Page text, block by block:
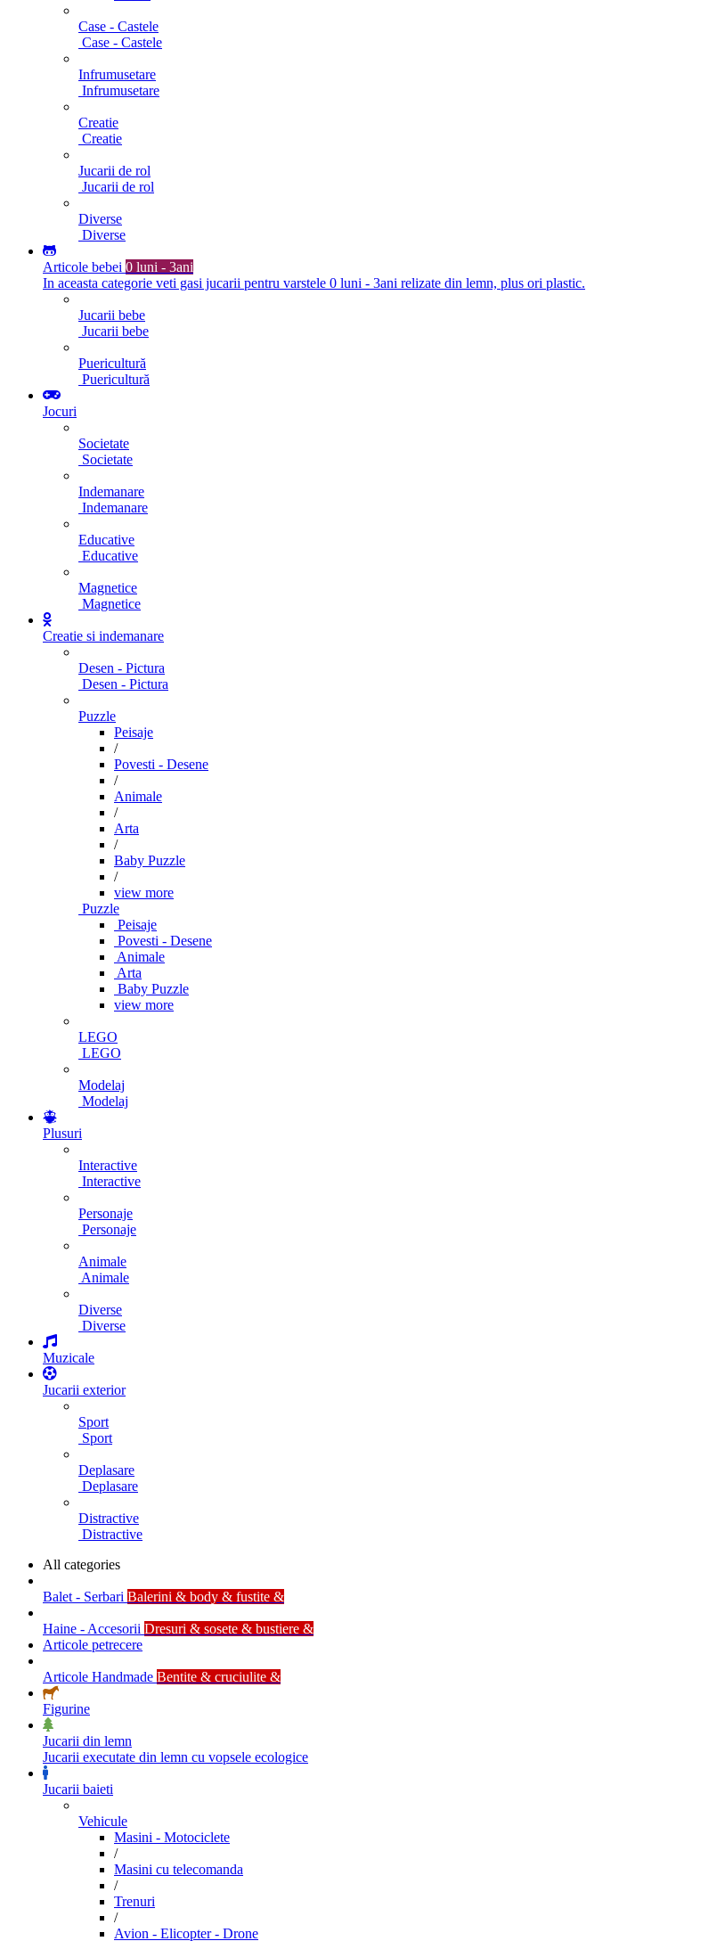
Case - Castele
Case - Castele
Infrumusetare
Infrumusetare
Creatie
Creatie
Jucarii de rol
Jucarii de rol
Diverse
Diverse
Articole bebei 0 luni - 3ani
In aceasta categorie veti gasi jucarii pentru varstele 0 luni - 3ani relizate din lemn, plus ori plastic.
Jucarii bebe
Jucarii bebe
Puericultură
Puericultură
Jocuri
Societate
Societate
Indemanare
Indemanare
Educative
Educative
Magnetice
Magnetice
Creatie si indemanare
Desen - Pictura
Desen - Pictura
Puzzle
Peisaje
/
Povesti - Desene
/
Animale
/
Arta
/
Baby Puzzle
/
view more
Puzzle
Peisaje
Povesti - Desene
Animale
Arta
Baby Puzzle
view more
LEGO
LEGO
Modelaj
Modelaj
Plusuri
Interactive
Interactive
Personaje
Personaje
Animale
Animale
Diverse
Diverse
Muzicale
Jucarii exterior
Sport
Sport
Deplasare
Deplasare
Distractive
Distractive
All categories
Balet - Serbari Balerini & body & fustite &
Haine - Accesorii Dresuri & sosete & bustiere &
Articole petrecere
Articole Handmade Bentite & cruciulite &
Figurine
Jucarii din lemn
Jucarii executate din lemn cu vopsele ecologice
Jucarii baieti
Vehicule
Masini - Motociclete
/
Masini cu telecomanda
/
Trenuri
/
Avion - Elicopter - Drone